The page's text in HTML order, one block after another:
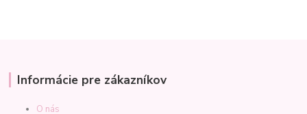
Informácie pre zákazníkov
O nás